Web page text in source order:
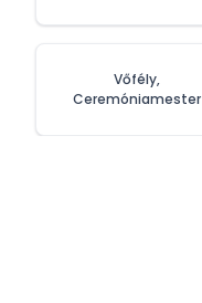
Vőfély,
Ceremóniamester